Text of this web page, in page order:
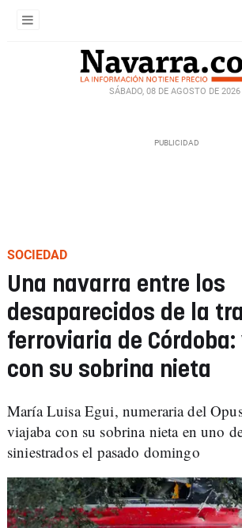
SÁBADO, 08 DE AGOSTO DE 2026
SOCIEDAD
Una navarra entre los
desaparecidos de la
ferroviaria de Córdoba:
con su sobrina nieta
María Luisa Egui, numeraria del
viajaba con su sobrina nieta en uno
siniestrados el pasado domingo